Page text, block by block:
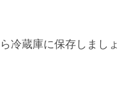
冷蔵庫に保存しましょ